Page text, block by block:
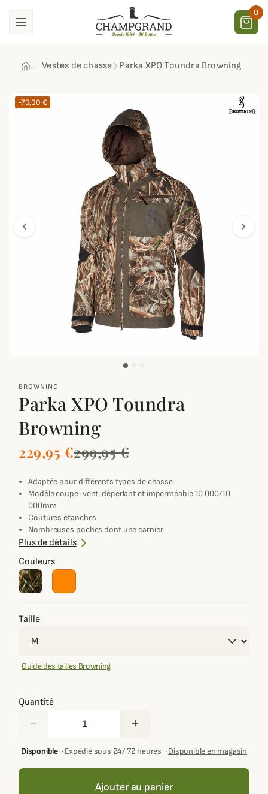
0
Vestes de chasse Parka XPO Toundra Browning
chevron_left chevron_right
-70,00 €
BROWNING
Parka XPO Toundra
Browning
229,95 €299,95 €
Adaptée pour différents types de chasse
Modèle coupe-vent, déperlant et imperméable 10 000/10
000mm
Coutures étanches
Nombreuses poches dont une carnier
Capuche repliable dans le col
Plus de détails
Couleurs
Taille
Guide des tailles Browning
Quantité
remove add
Disponible·Expédié sous 24/ 72 heures ·Disponible en magasin
Ajouter au panier